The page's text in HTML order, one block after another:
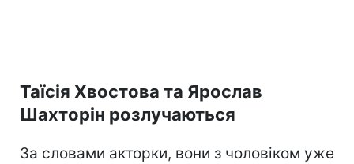
Таїсія Хвостова та Ярослав
Шахторін розлучаються
За словами акторки, вони з чоловіком уже